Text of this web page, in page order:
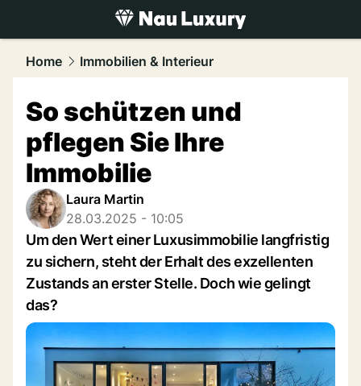
luxury.NAU.ch
Home Immobilien & Interieur
So schützen und
pflegen Sie Ihre
Immobilie
Laura Martin
28.03.2025 - 10:05
Um den Wert einer Luxusimmobilie langfristig
zu sichern, steht der Erhalt des exzellenten
Zustands an erster Stelle. Doch wie gelingt
das?